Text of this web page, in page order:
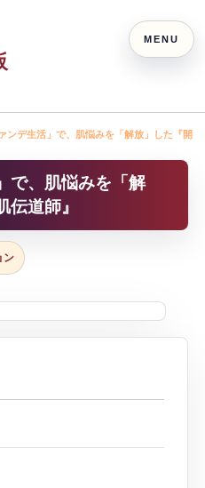
ンデ生活」で、肌悩みを「解放」した『開
で、肌悩みを「解
伝道師』
ン
MENU